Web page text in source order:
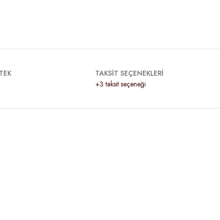
TAKSİT SEÇENEKLERİ
+3 taksit seçeneği